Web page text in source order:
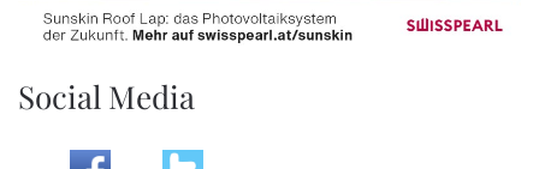
Social Media